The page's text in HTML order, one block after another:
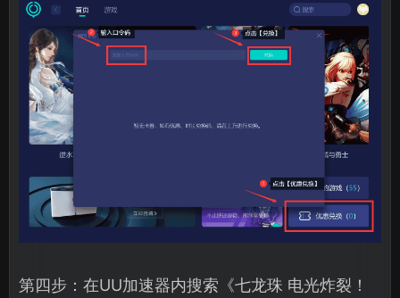
第四步：在UU加速器内搜索《七龙珠 电光炸裂！